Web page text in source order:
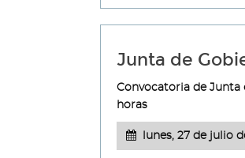
Junta de
Convocatoria de Junta
horas
lunes, 27 de julio